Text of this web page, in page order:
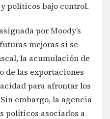
políticos bajo control.
por Moody’s
mejoras si se
la acumulación de
de las exportaciones
para afrontar los
embargo, la agencia
políticos asociados a